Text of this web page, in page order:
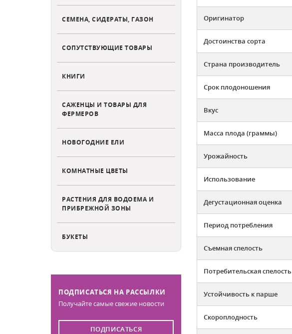
СЕМЕНА, СИДЕРАТЫ, ГАЗОН
СОПУТСТВУЮЩИЕ ТОВАРЫ
КНИГИ
САЖЕНЦЫ И ТОВАРЫ ДЛЯ
ФЕРМЕРОВ
НОВОГОДНИЕ ЕЛИ
КОМНАТНЫЕ ЦВЕТЫ
РАСТЕНИЯ ДЛЯ ВОДОЕМА И
ПРИБРЕЖНОЙ ЗОНЫ
БУКЕТЫ
ПОДПИСАТЬСЯ НА РАССЫЛКИ
Получайте самые свежие новости
ПОДПИСАТЬСЯ
Оригинатор
Достоинства сорта
Страна производитель
Срок плодоношения
Вкус
Масса плода (граммы)
Урожайность
Использование
Дегустационная оценка
Период потребления
Съемная спелость
Потребительская спелость
Устойчивость к парше
Скороплодность